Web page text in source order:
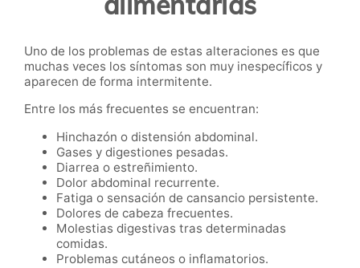
Uno de los problemas de estas alteraciones es que
muchas veces los síntomas son muy inespecíficos y
aparecen de forma intermitente.
Entre los más frecuentes se encuentran:
Hinchazón o distensión abdominal.
Gases y digestiones pesadas.
Diarrea o estreñimiento.
Dolor abdominal recurrente.
Fatiga o sensación de cansancio persistente.
Dolores de cabeza frecuentes.
Molestias digestivas tras determinadas
comidas.
Problemas cutáneos o inflamatorios.